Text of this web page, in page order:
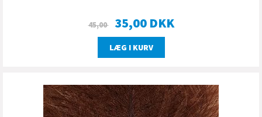
45,00 35,00 DKK
LÆG I KURV